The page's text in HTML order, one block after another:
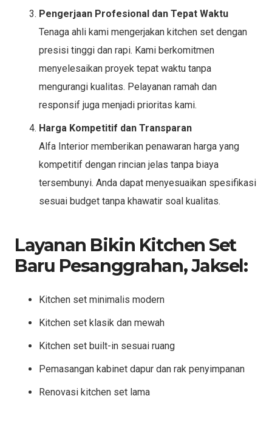
Pengerjaan Profesional dan Tepat Waktu
Tenaga ahli kami mengerjakan kitchen set dengan
presisi tinggi dan rapi. Kami berkomitmen
menyelesaikan proyek tepat waktu tanpa
mengurangi kualitas. Pelayanan ramah dan
responsif juga menjadi prioritas kami.
Harga Kompetitif dan Transparan
Alfa Interior memberikan penawaran harga yang
kompetitif dengan rincian jelas tanpa biaya
tersembunyi. Anda dapat menyesuaikan spesifikasi
sesuai budget tanpa khawatir soal kualitas.
Layanan Bikin Kitchen Set
Baru Pesanggrahan, Jaksel:
Kitchen set minimalis modern
Kitchen set klasik dan mewah
Kitchen set built-in sesuai ruang
Pemasangan kabinet dapur dan rak penyimpanan
Renovasi kitchen set lama